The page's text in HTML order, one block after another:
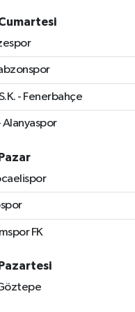
- Fenerbahçe
Alanyaspor
FK